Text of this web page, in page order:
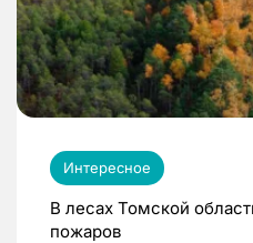
Интересное
В лесах Томской
пожаров